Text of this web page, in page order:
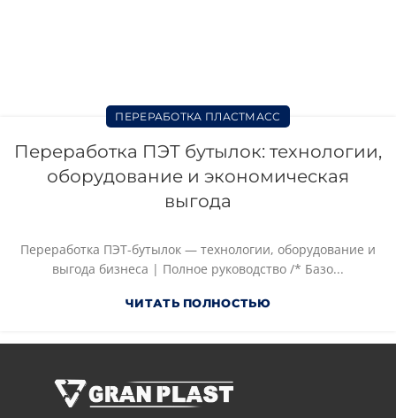
ПЕРЕРАБОТКА ПЛАСТМАСС
Переработка ПЭТ бутылок: технологии,
оборудование и экономическая
выгода
Переработка ПЭТ-бутылок — технологии, оборудование и
выгода бизнеса | Полное руководство /* Базо...
ЧИТАТЬ ПОЛНОСТЬЮ